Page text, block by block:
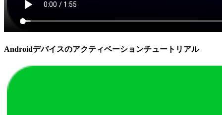
Androidデバイスのアクティベーションチュートリアル